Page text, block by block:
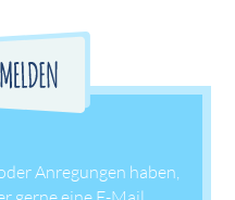
Anregungen haben,